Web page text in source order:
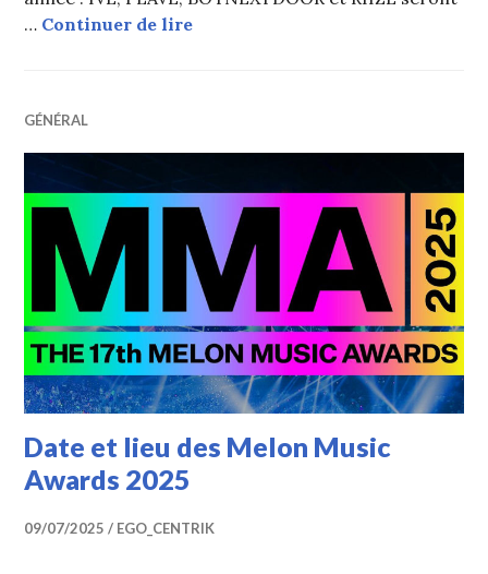
… Continuer de lirePremière lineup des artistes K-
GÉNÉRAL
Date et lieu des Melon Music
Awards 2025
09/07/2025 EGO_CENTRIK